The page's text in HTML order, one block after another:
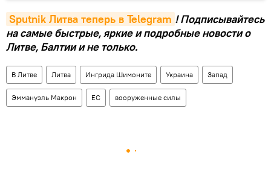
Sputnik Литва теперь в Telegram ! Подписывайтесь
на самые быстрые, яркие и подробные новости о
Литве, Балтии и не только.
В Литве Литва Ингрида Шимоните Украина Запад
Эммануэль Макрон ЕС вооруженные силы